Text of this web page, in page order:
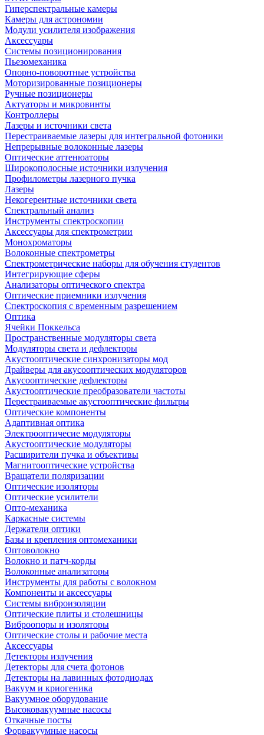
Гиперспектральные камеры
Камеры для астрономии
Модули усилителя изображения
Аксессуары
Системы позиционирования
Пьезомеханика
Опорно-поворотные устройства
Моторизированные позиционеры
Ручные позиционеры
Актуаторы и микровинты
Контроллеры
Лазеры и источники света
Перестраиваемые лазеры для интегральной фотоники
Непрерывные волоконные лазеры
Оптические аттенюаторы
Широкополосные источники излучения
Профилометры лазерного пучка
Лазеры
Некогерентные источники света
Спектральный анализ
Инструменты спектроскопии
Аксессуары для спектрометрии
Монохроматоры
Волоконные спектрометры
Спектрометрические наборы для обучения студентов
Интегрирующие сферы
Анализаторы оптического спектра
Оптические приемники излучения
Спектроскопия с временным разрешением
Оптика
Ячейки Поккельса
Пространственные модуляторы света
Модуляторы света и дефлекторы
Акустооптические синхронизаторы мод
Драйверы для акусооптических модуляторов
Акусооптические дефлекторы
Акустооптические преобразователи частоты
Перестраиваемые акустооптические фильтры
Оптические компоненты
Адаптивная оптика
Электрооптичесие модуляторы
Акустооптические модуляторы
Расширители пучка и объективы
Магнитооптические устройства
Вращатели поляризации
Оптические изоляторы
Оптические усилители
Опто-механика
Каркасные системы
Держатели оптики
Базы и крепления оптомеханики
Оптоволокно
Волокно и патч-корды
Волоконные анализаторы
Инструменты для работы с волокном
Компоненты и аксессуары
Системы виброизоляции
Оптические плиты и столешницы
Виброопоры и изоляторы
Оптические столы и рабочие места
Аксессуары
Детекторы излучения
Детекторы для счета фотонов
Детекторы на лавинных фотодиодах
Вакуум и криогеника
Вакуумное оборудование
Высоковакуумные насосы
Откачные посты
Форвакуумные насосы